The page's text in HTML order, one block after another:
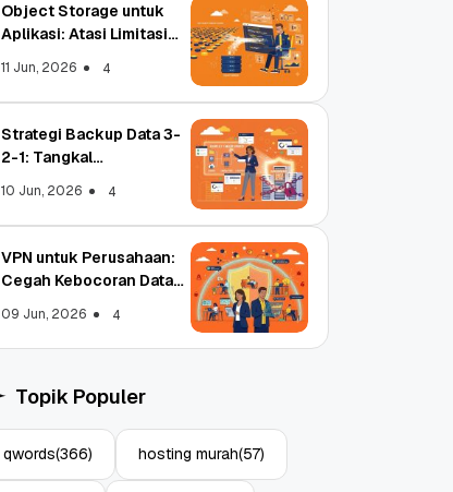
Aplikasi: Atasi Limitasi
11 Jun, 2026 4
Object Storage untuk
Aplikasi: Atasi Limitasi
11 Jun, 2026 4
Strategi Backup Data 3-
2-1: Tangkal
10 Jun, 2026 4
VPN untuk Perusahaan:
Cegah Kebocoran Data
09 Jun, 2026 4
Topik Populer
qwords(366) hosting murah(57)